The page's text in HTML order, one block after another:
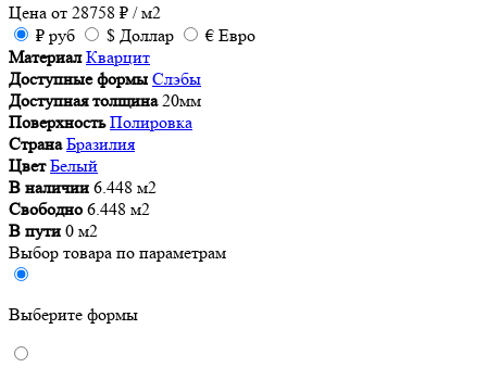
Цена от 28758 ₽ / м2
₽ руб $ Доллар € Евро
Материал Кварцит
Доступные формы Слэбы
Доступная толщина 20мм
Поверхность Полировка
Страна Бразилия
Цвет Белый
В наличии 6.448 м2
Свободно 6.448 м2
В пути 0 м2
Выбор товара по параметрам
Выберите формы